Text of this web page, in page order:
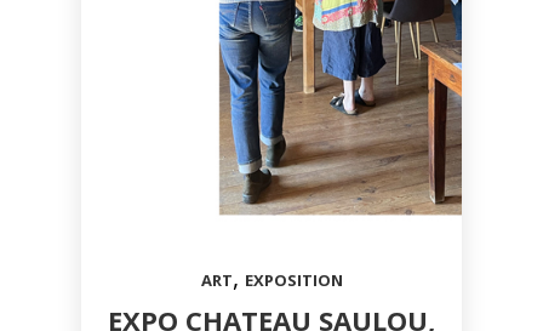
ART, EXPOSITION
EXPO CHATEAU SAULOU,